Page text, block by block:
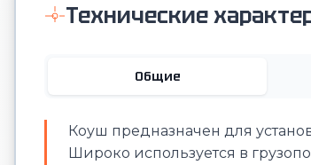
Технические
Общие
Коуш предназначен для
Широко используется в